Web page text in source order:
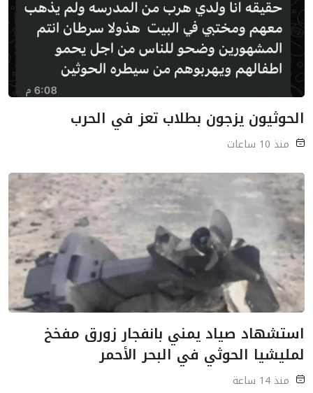
الحوثيون يزجون بطلاب تعز في الحرب
منذ 10 ساعات
استشهاد صياد يمني بانفجار زورق مفخخ
لمليشيا الحوثي في البحر الأحمر
منذ 14 ساعة